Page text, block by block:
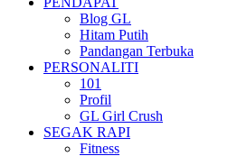
Blog GL
Hitam Putih
Pandangan Terbuka
PERSONALITI
101
Profil
GL Girl Crush
SEGAK RAPI
Fitness